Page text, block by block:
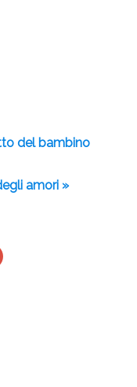
del bambino
amori »